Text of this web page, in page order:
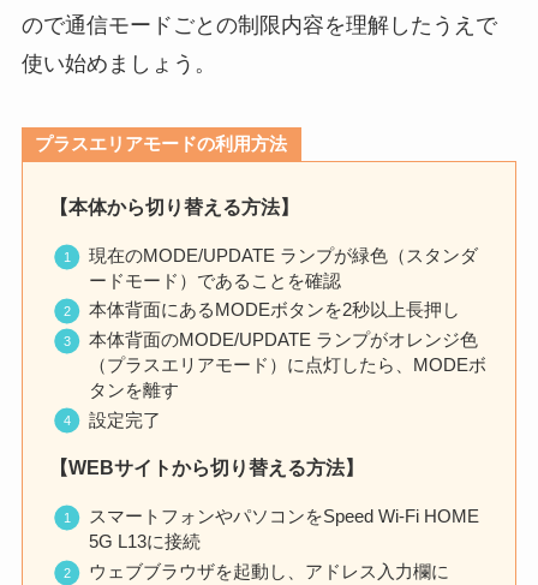
ので通信モードごとの制限内容を理解したうえで
使い始めましょう。
プラスエリアモードの利用方法
【本体から切り替える方法】
現在のMODE/UPDATE ランプが緑色（スタンダ
ードモード）であることを確認
本体背面にあるMODEボタンを2秒以上長押し
本体背面のMODE/UPDATE ランプがオレンジ色
（プラスエリアモード）に点灯したら、MODEボ
タンを離す
設定完了
【WEBサイトから切り替える方法】
スマートフォンやパソコンをSpeed Wi-Fi HOME
5G L13に接続
ウェブブラウザを起動し、アドレス入力欄に